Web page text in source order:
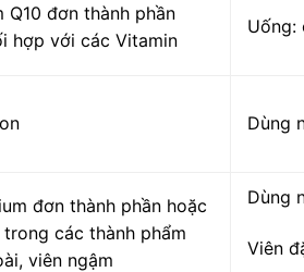
Q10 đơn thành phần
hợp với các Vitamin
Uống:
Dùng
đơn thành phần hoặc
các thành phẩm
viên ngậm
Dùng
Viên